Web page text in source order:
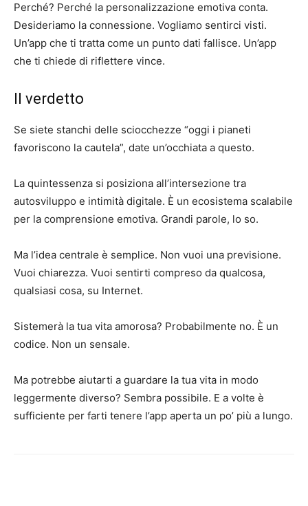
Perché? Perché la personalizzazione emotiva conta.
Desideriamo la connessione. Vogliamo sentirci visti.
Un’app che ti tratta come un punto dati fallisce. Un’app
che ti chiede di riflettere vince.
Il verdetto
Se siete stanchi delle sciocchezze “oggi i pianeti
favoriscono la cautela”, date un’occhiata a questo.
La quintessenza si posiziona all’intersezione tra
autosviluppo e intimità digitale. È un ecosistema scalabile
per la comprensione emotiva. Grandi parole, lo so.
Ma l’idea centrale è semplice. Non vuoi una previsione.
Vuoi chiarezza. Vuoi sentirti compreso da qualcosa,
qualsiasi cosa, su Internet.
Sistemerà la tua vita amorosa? Probabilmente no. È un
codice. Non un sensale.
Ma potrebbe aiutarti a guardare la tua vita in modo
leggermente diverso? Sembra possibile. E a volte è
sufficiente per farti tenere l’app aperta un po’ più a lungo.